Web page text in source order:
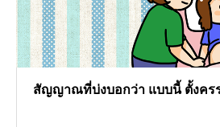
สัญญาณที่บ่งบอกว่า แบบนี้ ตั้งคร